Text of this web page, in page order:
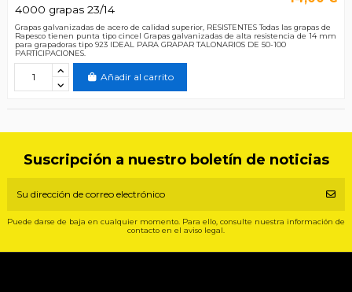
4000 grapas 23/14
Grapas galvanizadas de acero de calidad superior, RESISTENTES Todas las grapas de
Rapesco tienen punta tipo cincel Grapas galvanizadas de alta resistencia de 14 mm
para grapadoras tipo 923 IDEAL PARA GRAPAR TALONARIOS DE 50-100
PARTICIPACIONES.
Añadir al carrito
Suscripción a nuestro boletín de noticias
Puede darse de baja en cualquier momento. Para ello, consulte nuestra información de
contacto en el aviso legal.